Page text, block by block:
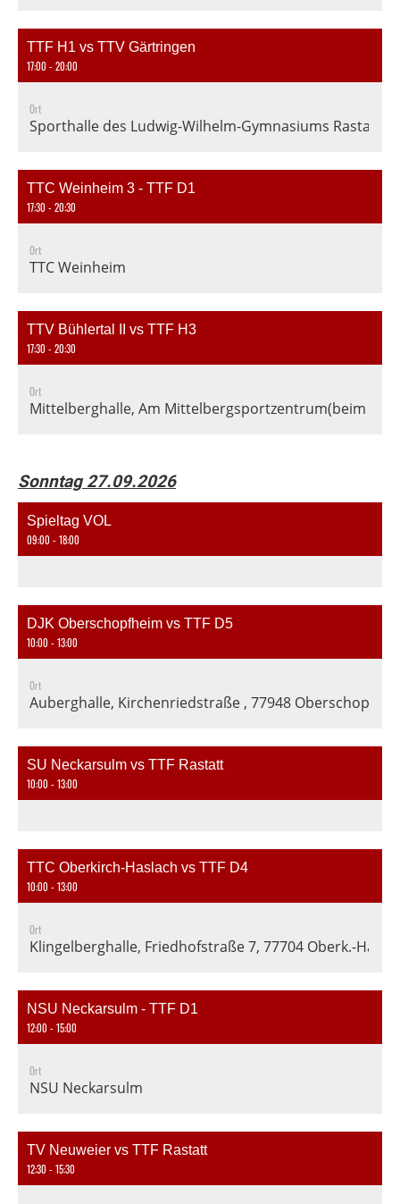
TTF H1 vs TTV Gärtringen
17:00 - 20:00
Ort
Sporthalle des Ludwig-Wilhelm-Gymnasiums Rastatt,
TTC Weinheim 3 - TTF D1
17:30 - 20:30
Ort
TTC Weinheim
TTV Bühlertal II vs TTF H3
17:30 - 20:30
Ort
Mittelberghalle, Am Mittelbergsportzentrum(beim
Sonntag 27.09.2026
Spieltag VOL
09:00 - 18:00
DJK Oberschopfheim vs TTF D5
10:00 - 13:00
Ort
Auberghalle, Kirchenriedstraße , 77948
SU Neckarsulm vs TTF Rastatt
10:00 - 13:00
TTC Oberkirch-Haslach vs TTF D4
10:00 - 13:00
Ort
Klingelberghalle, Friedhofstraße 7, 77704 Oberk.-
NSU Neckarsulm - TTF D1
12:00 - 15:00
Ort
NSU Neckarsulm
TV Neuweier vs TTF Rastatt
12:30 - 15:30